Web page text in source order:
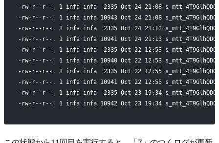
-rw-r--r--. 1 infa infa  2335 Oct 24 21:08
-rw-r--r--. 1 infa infa 10943 Oct 24 21:08
-rw-r--r--. 1 infa infa  2335 Oct 24 21:13
-rw-r--r--. 1 infa infa 10941 Oct 24 21:13
-rw-r--r--. 1 infa infa  2335 Oct 22 12:53
-rw-r--r--. 1 infa infa 10940 Oct 22 12:53
-rw-r--r--. 1 infa infa  2335 Oct 22 12:55
-rw-r--r--. 1 infa infa 10941 Oct 22 12:55
-rw-r--r--. 1 infa infa  2335 Oct 23 19:34
-rw-r--r--. 1 infa infa 10942 Oct 23 19:34